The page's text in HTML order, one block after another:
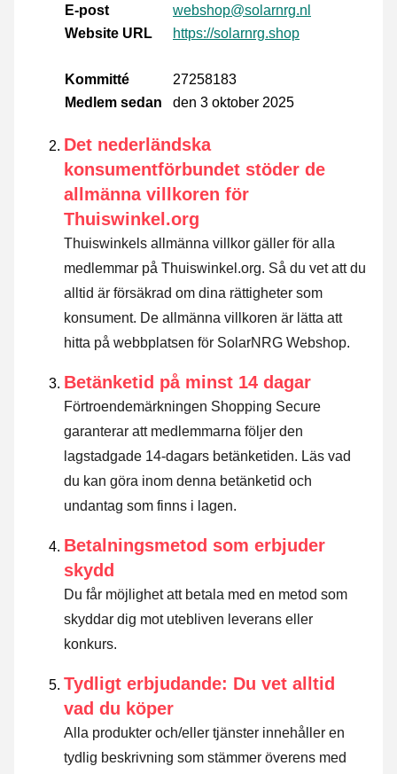
E-post
webshop@solarnrg.nl
Website URL
https://solarnrg.shop
Kommitté
27258183
Medlem sedan
den 3 oktober 2025
Det nederländska
konsumentförbundet stöder de
allmänna villkoren för
Thuiswinkel.org
Thuiswinkels allmänna villkor gäller för alla
medlemmar på Thuiswinkel.org. Så du vet att du
alltid är försäkrad om dina rättigheter som
konsument. De allmänna villkoren är lätta att
hitta på webbplatsen för SolarNRG Webshop.
Betänketid på minst 14 dagar
Förtroendemärkningen Shopping Secure
garanterar att medlemmarna följer den
lagstadgade 14-dagars betänketiden. Läs vad
du kan göra inom denna betänketid och
undantag som finns i lagen.
Betalningsmetod som erbjuder
skydd
Du får möjlighet att betala med en metod som
skyddar dig mot utebliven leverans eller
konkurs.
Tydligt erbjudande: Du vet alltid
vad du köper
Alla produkter och/eller tjänster innehåller en
tydlig beskrivning som stämmer överens med